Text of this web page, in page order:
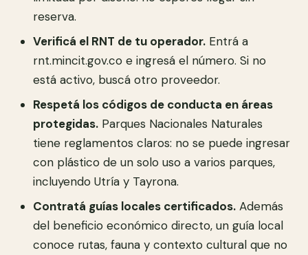
reserva.
Verificá el RNT de tu operador. Entrá a
rnt.mincit.gov.co e ingresá el número. Si no
está activo, buscá otro proveedor.
Respetá los códigos de conducta en áreas
protegidas. Parques Nacionales Naturales
tiene reglamentos claros: no se puede ingresar
con plástico de un solo uso a varios parques,
incluyendo Utría y Tayrona.
Contratá guías locales certificados. Además
del beneficio económico directo, un guía local
conoce rutas, fauna y contexto cultural que no